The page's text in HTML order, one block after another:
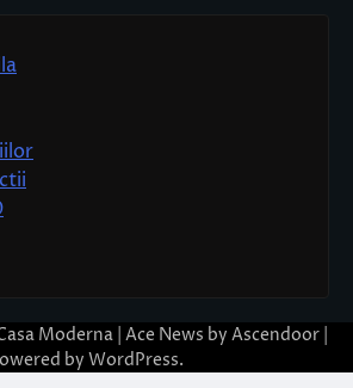
Moderna | Ace News by Ascendoor
by WordPress.